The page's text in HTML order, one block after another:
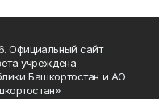
Официальный сайт
учреждена
Башкортостан и АО